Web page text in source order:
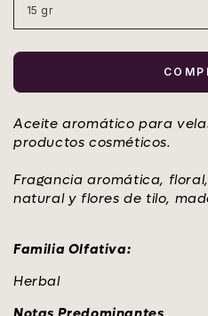
Aceite aromático para
productos cosméticos.
Fragancia aromática,
natural y flores de tilo,
Familia Olfativa:
Herbal